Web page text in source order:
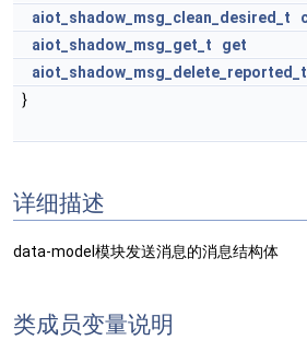
aiot_shadow_msg_clean_desired_t
aiot_shadow_msg_get_t
get
aiot_shadow_msg_delete_reported_t
}
详细描述
data-model模块发送消息的消息结构体
类成员变量说明